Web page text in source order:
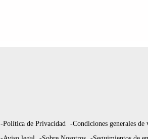
-Política de Privacidad -Condiciones generales de